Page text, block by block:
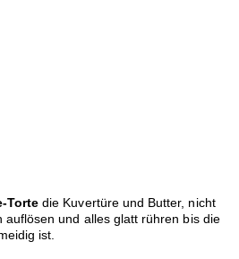
Torte die Kuvertüre und Butter, nicht
auflösen und alles glatt rühren bis die
ist.